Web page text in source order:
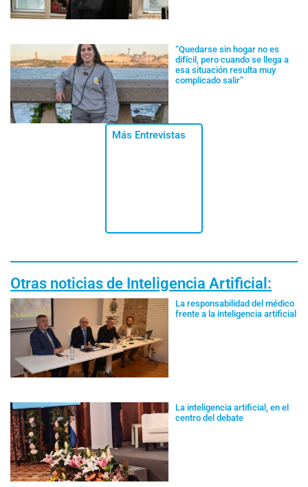
“Quedarse sin hogar no es
difícil, pero cuando se llega a
esa situación resulta muy
complicado salir”
Más Entrevistas
Otras noticias de Inteligencia Artificial:
La responsabilidad del médico
frente a la inteligencia artificial
La inteligencia artificial, en el
centro del debate